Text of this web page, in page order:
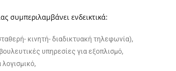
συμπεριλαμβάνει ενδεικτικά:
κινητή- διαδικτυακή τηλεφωνία),
υπηρεσίες για εξοπλισμό,